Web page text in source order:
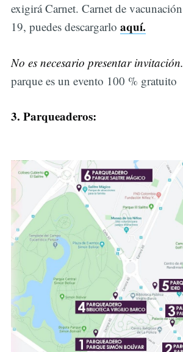
exigirá Carnet. Carnet de
19, puedes descargarlo aquí.
No es necesario presentar invitación.
parque es un evento 100 % gratuito
3. Parqueaderos: